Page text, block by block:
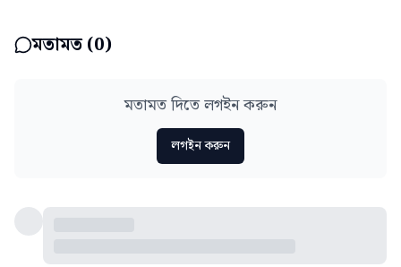
মতামত (0)
মতামত দিতে লগইন করুন
লগইন করুন